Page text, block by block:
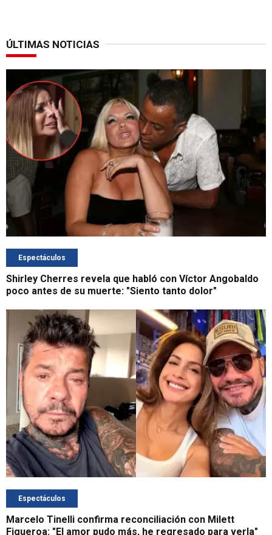
ÚLTIMAS NOTICIAS
Espectáculos
Shirley Cherres revela que habló con Víctor Angobaldo
poco antes de su muerte: "Siento tanto dolor"
Espectáculos
Marcelo Tinelli confirma reconciliación con Milett
Figueroa: "El amor pudo más, he regresado para verla"